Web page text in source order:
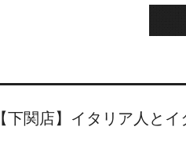
【下関店】イタリア人と